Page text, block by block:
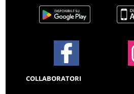
COLLABORATORI